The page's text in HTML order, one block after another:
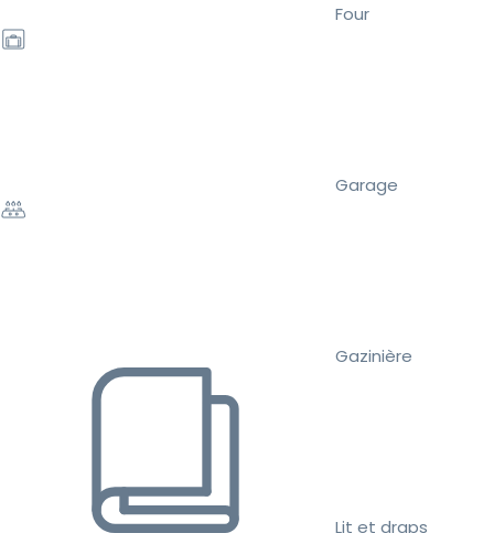
Four
Garage
Gazinière
Lit et draps